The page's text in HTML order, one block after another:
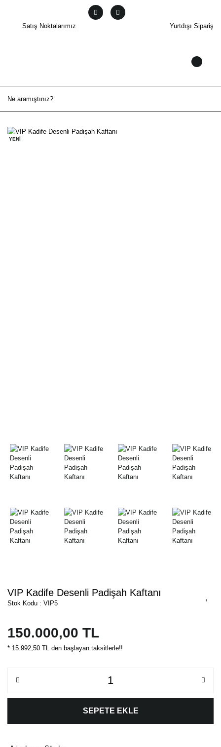
Satış Noktalarımız Yurtdışı Sipariş
YENİ
VIP Kadife Desenli Padişah Kaftanı
Stok Kodu : VIP5
150.000,00 TL
* 15.992,50 TL den başlayan taksitlerle!!
SEPETE EKLE